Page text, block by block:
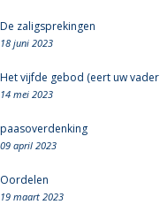
De zaligsprekingen
18 juni 2023
Het vijfde gebod (eert uw
14 mei 2023
paasoverdenking
09 april 2023
Oordelen
19 maart 2023